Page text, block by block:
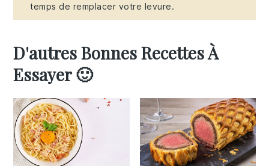
temps de remplacer votre levure.
D'autres Bonnes Recettes À
Essayer 🙂